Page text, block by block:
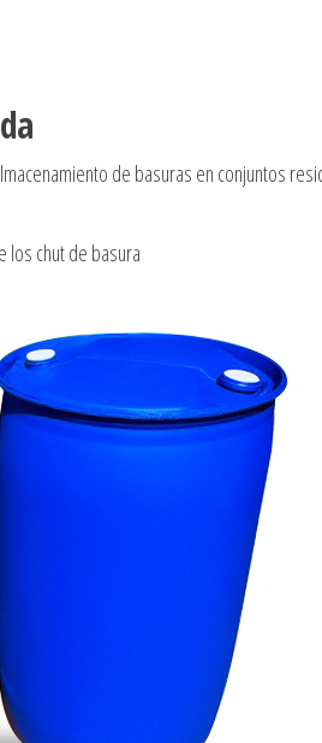
de basuras en conjuntos
los chut de basura